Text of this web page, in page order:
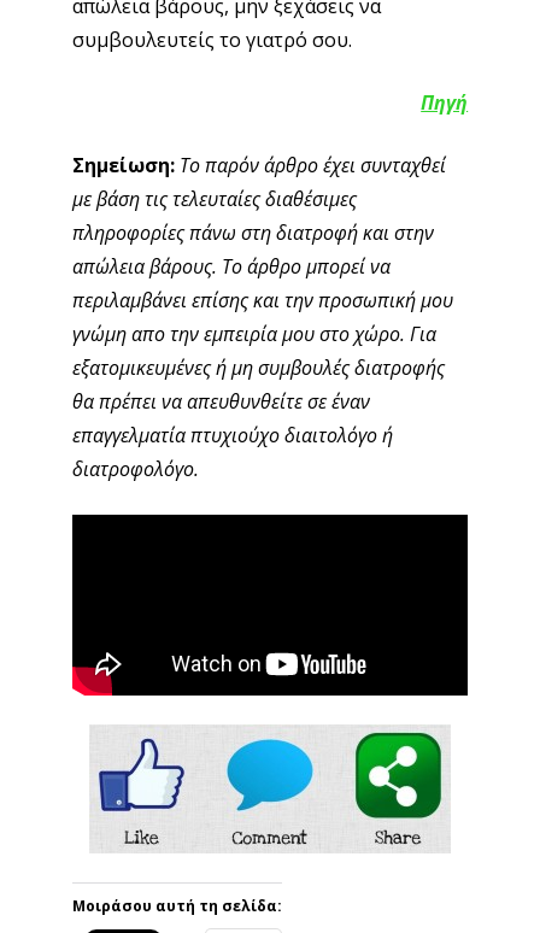
απώλεια βάρους, μην ξεχάσεις να
συμβουλευτείς το γιατρό σου.
Πηγή
Σημείωση: Το παρόν άρθρο έχει συνταχθεί
με βάση τις τελευταίες διαθέσιμες
πληροφορίες πάνω στη διατροφή και στην
απώλεια βάρους. Το άρθρο μπορεί να
περιλαμβάνει επίσης και την προσωπική μου
γνώμη απο την εμπειρία μου στο χώρο. Για
εξατομικευμένες ή μη συμβουλές διατροφής
θα πρέπει να απευθυνθείτε σε έναν
επαγγελματία πτυχιούχο διαιτολόγο ή
διατροφολόγο.
Μοιράσου αυτή τη σελίδα: